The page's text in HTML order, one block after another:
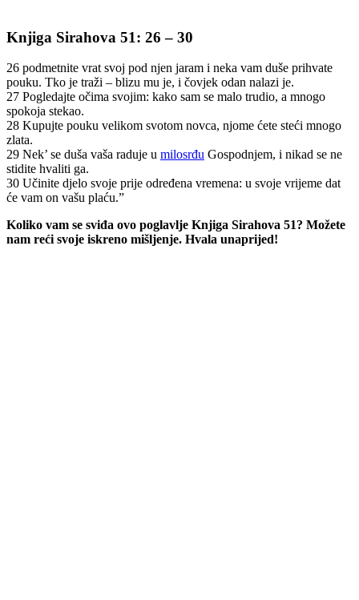
Knjiga Sirahova 51: 26 – 30
26 podmetnite vrat svoj pod njen jaram i neka vam duše prihvate
pouku. Tko je traži – blizu mu je, i čovjek odan nalazi je.
27 Pogledajte očima svojim: kako sam se malo trudio, a mnogo
spokoja stekao.
28 Kupujte pouku velikom svotom novca, njome ćete steći mnogo
zlata.
29 Nek’ se duša vaša raduje u milosrđu Gospodnjem, i nikad se ne
stidite hvaliti ga.
30 Učinite djelo svoje prije određena vremena: u svoje vrijeme dat
će vam on vašu plaću.”
Koliko vam se sviđa ovo poglavlje Knjiga Sirahova 51? Možete
nam reći svoje iskreno mišljenje. Hvala unaprijed!